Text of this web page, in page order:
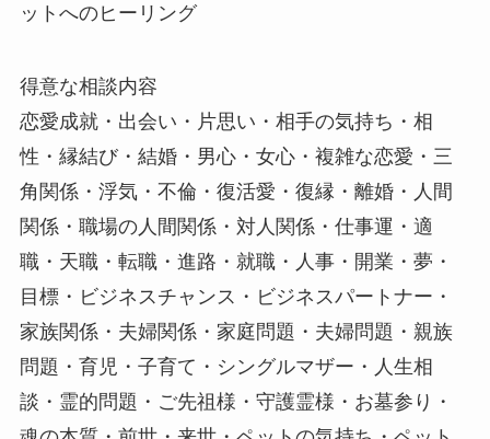
ットへのヒーリング
得意な相談内容
恋愛成就・出会い・片思い・相手の気持ち・相
性・縁結び・結婚・男心・女心・複雑な恋愛・三
角関係・浮気・不倫・復活愛・復縁・離婚・人間
関係・職場の人間関係・対人関係・仕事運・適
職・天職・転職・進路・就職・人事・開業・夢・
目標・ビジネスチャンス・ビジネスパートナー・
家族関係・夫婦関係・家庭問題・夫婦問題・親族
問題・育児・子育て・シングルマザー・人生相
談・霊的問題・ご先祖様・守護霊様・お墓参り・